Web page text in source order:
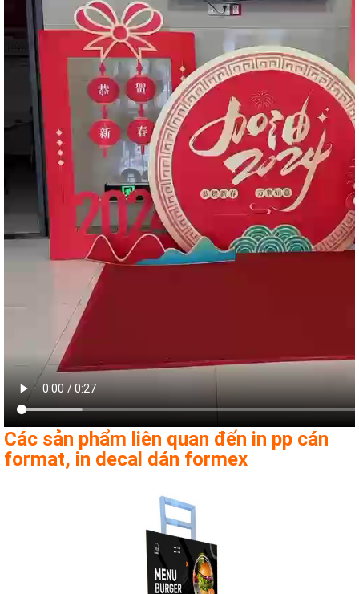
Các sản phẩm liên quan đến in pp cán
format, in decal dán formex